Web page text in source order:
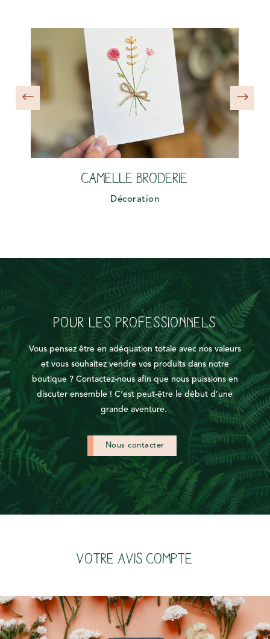
Camelle Broderie
Décoration
POUR LES PROFESSIONNELS
Vous pensez être en adéquation totale avec nos valeurs
et vous souhaitez vendre vos produits dans notre
boutique ? Contactez-nous afin que nous puissions en
discuter ensemble !C’est peut-être le début d’une
grande aventure.
Nous contacter
VOTRE AVIS COMPTE